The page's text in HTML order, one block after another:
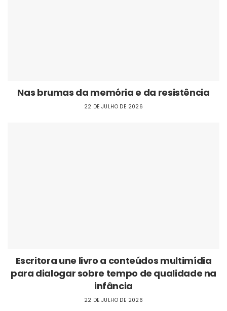
Nas brumas da memória e da resistência
22 DE JULHO DE 2026
Escritora une livro a conteúdos multimídia
para dialogar sobre tempo de qualidade na
infância
22 DE JULHO DE 2026